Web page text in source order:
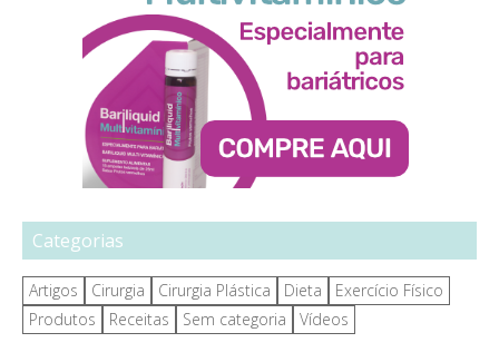
Categorias
Artigos Cirurgia Cirurgia Plástica Dieta
Exercício Físico
Produtos
Receitas Sem categoria Vídeos